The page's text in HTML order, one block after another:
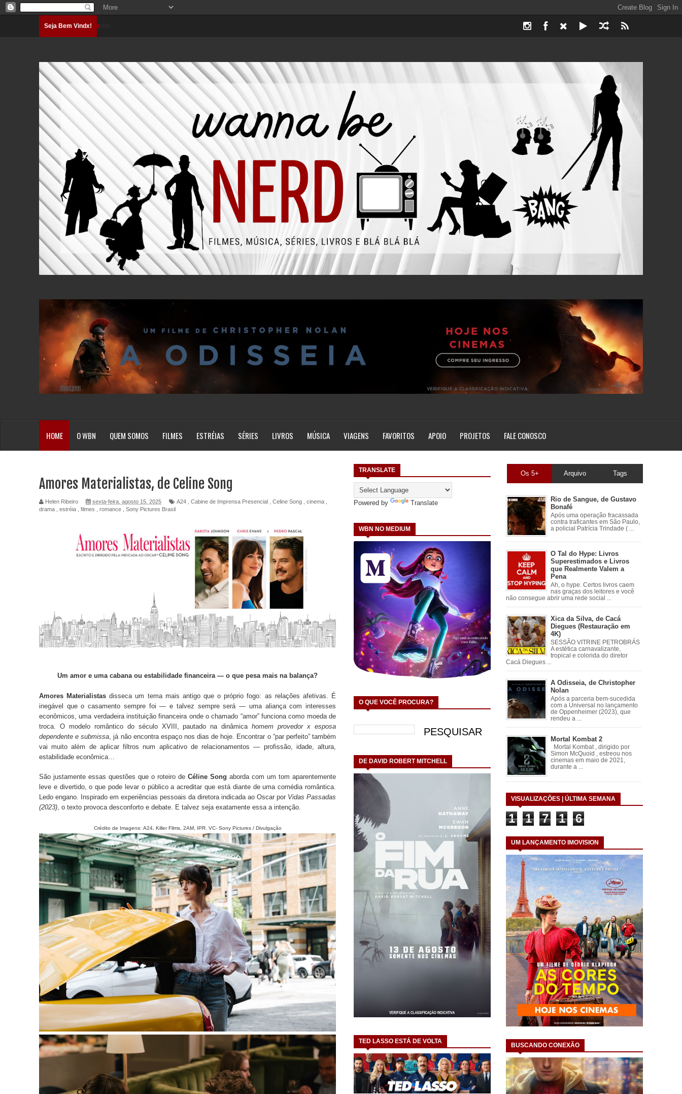
Seja Bem Vindx!Carregando...
HOME O WBN QUEM SOMOS FILMES ESTRÉIAS SÉRIES LIVROS MÚSICA VIAGENS FAVORITOS APOIO PROJETOS FALE CONOSCO
TRANSLATE
Powered by Translate
WBN NO MEDIUM
O QUE VOCÊ PROCURA?
DE DAVID ROBERT MITCHELL
TED LASSO ESTÁ DE VOLTA
Amores Materialistas, de Celine Song
Helen Ribeiro sexta-feira, agosto 15, 2025 A24 , Cabine de Imprensa Presencial , Celine Song , cinema ,
drama , estréia , filmes , romance , Sony Pictures Brasil
Um amor e uma cabana ou estabilidade financeira — o que pesa mais na balança?
Amores Materialistas disseca um tema mais antigo que o próprio fogo: as relações afetivas. É
inegável que o casamento sempre foi — e talvez sempre será — uma aliança com interesses
econômicos, uma verdadeira instituição financeira onde o chamado “amor” funciona como moeda de
troca. O modelo romântico do século XVIII, pautado na dinâmicahomem provedor x esposa
dependente e submissa , já não encontra espaço nos dias de hoje. Encontrar o “par perfeito” também
vai muito além de aplicar filtros num aplicativo de relacionamentos — profissão, idade, altura,
estabilidade econômica…
São justamente essas questões que o roteiro de Céline Song aborda com um tom aparentemente
leve e divertido, o que pode levar o público a acreditar que está diante de uma comédia romântica.
Ledo engano. Inspirado em experiências pessoais da diretora indicada ao Oscar por Vidas Passadas
(2023), o texto provoca desconforto e debate. E talvez seja exatamente essa a intenção.
Crédito de Imagens: A24, Killer Films, 2AM, IPR. VC- Sony Pictures / Divulgação
Os 5+ Arquivo Tags
Rio de Sangue, de Gustavo
Bonafé
Após uma operação fracassada
contra traficantes em São Paulo,
a policial Patrícia Trindade ( ...
O Tal do Hype: Livros
Superestimados e Livros
que Realmente Valem a
Pena
Ah, o hype. Certos livros caem
nas graças dos leitores e você
não consegue abrir uma rede social ...
Xica da Silva, de Cacá
Diegues (Restauração em
4K)
SESSÃO VITRINE PETROBRÁS
A estética carnavalizante,
tropical e colorida do diretor
Cacá Diegues ...
A Odisseia, de Christopher
Nolan
Após a parceria bem-sucedida
com a Universal no lançamento
de Oppenheimer (2023), que
rendeu a ...
Mortal Kombat 2
Mortal Kombat , dirigido por
Simon McQuoid , estreou nos
cinemas em maio de 2021,
durante a ...
VISUALIZAÇÕES | ÚLTIMA SEMANA
1 1 7 1 6
UM LANÇAMENTO IMOVISION
BUSCANDO CONEXÃO